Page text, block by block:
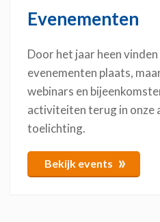
Evenementen
Door het jaar heen
evenementen plaats,
webinars en
activiteiten terug in onze
toelichting.
Bekijk events »